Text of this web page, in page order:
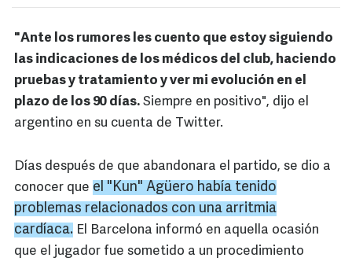
"Ante los rumores les cuento que estoy siguiendo
las indicaciones de los médicos del club, haciendo
pruebas y tratamiento y ver mi evolución en el
plazo de los 90 días. Siempre en positivo", dijo el
argentino en su cuenta de Twitter.
Días después de que abandonara el partido, se dio a
conocer que el "Kun" Agüero había tenido
problemas relacionados con una arritmia
cardíaca. El Barcelona informó en aquella ocasión
que el jugador fue sometido a un procedimiento